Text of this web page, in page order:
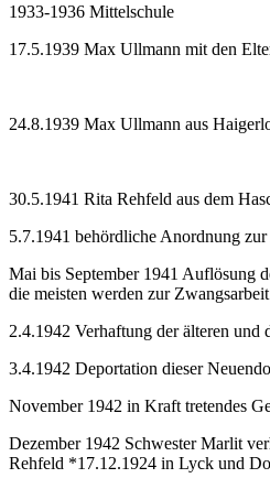
1933-1936 Mittelschule
17.5.1939 Max Ullmann mit den
24.8.1939 Max Ullmann aus
30.5.1941 Rita Rehfeld aus dem
5.7.1941 behördliche Anordnung
Mai bis September 1941 Auflösung
die meisten werden zur
2.4.1942 Verhaftung der älteren
3.4.1942 Deportation dieser
November 1942 in Kraft tretendes
Dezember 1942 Schwester Marlit
Rehfeld *17.12.1924 in Lyck und